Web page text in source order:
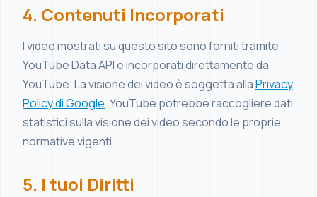
4. Contenuti Incorporati
I video mostrati su questo sito sono forniti tramite
YouTube Data API e incorporati direttamente da
YouTube. La visione dei video è soggetta allaPrivacy
Policy di Google. YouTube potrebbe raccogliere dati
statistici sulla visione dei video secondo le proprie
normative vigenti.
5. I tuoi Diritti